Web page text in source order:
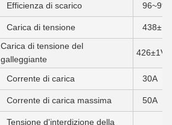
Efficienza di scarico
Carica di tensione
438±1V
Carica di tensione del
galleggiante
426±1V
Corrente di carica 30A
Corrente di carica massima 50A
Tensione d'interdizione della